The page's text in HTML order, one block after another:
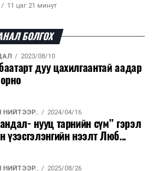
11 цаг 21 минут
хувь нь 13-аас...
энэ оныг дуустал санхүүгийн
горимд шилжинэ
импортын гаалийн албан татварыг
сарын ...
БОЛГОХ
2023/08/10
дуу цахилгаантай аадар
НИЙТЭЭР.. 2024/04/16
нууц тарнийн сүм” гэрэл
үзэсгэлэнгийн нээлт Люб...
НИЙТЭЭР.. 2025/08/26